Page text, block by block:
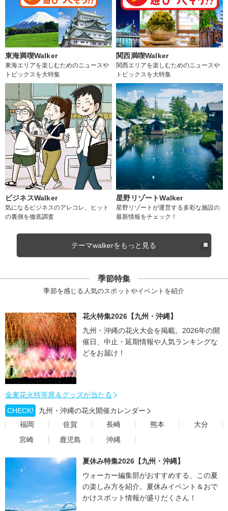
東海満喫Walker
東海エリアを楽しむためのニュースや
トピックスを大特集
関西満喫Walker
関西エリアを楽しむためのニュースや
トピックスを大特集
ビジネスWalker
気になるビジネスのアレコレ、ヒット
の裏側を徹底調査
星野リゾートWalker
星野リゾートが運営する多彩な施設の
最新情報をチェック！
テーマwalkerをもっと見る
季節特集
季節を感じる人気のスポットやイベントを紹介
花火特集2026【九州・沖縄】
九州・沖縄の花火大会を掲載。2026年の開
催日、中止・延期情報や人気ランキングな
どをお届け！
金麦花火特等席＆グッズが当たる
CHECK!
九州・沖縄の花火開催カレンダー
福岡
佐賀 長崎 熊本
大分
宮崎
鹿児島 沖縄
夏休み特集2026【九州・沖縄】
ウォーカー編集部がおすすめする、この夏
の楽しみ方を紹介。夏休みイベント＆おで
かけスポット情報が盛りだくさん！